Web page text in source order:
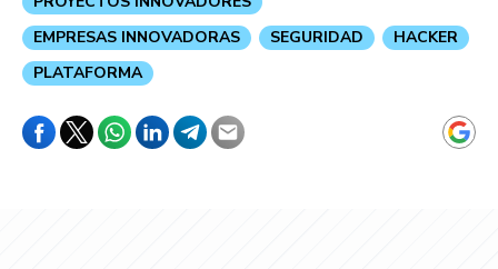
EMPRESAS INNOVADORAS
SEGURIDAD
HACKER
PLATAFORMA